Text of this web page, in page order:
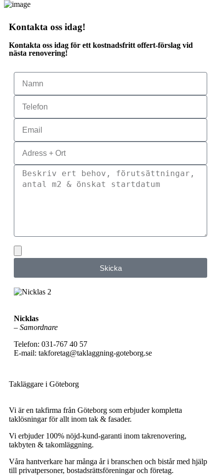
Kontakta oss idag!
Kontakta oss idag för ett kostnadsfritt offert-förslag vid
nästa renovering!
Skicka
Nicklas
– Samordnare
Telefon: 031-767 40 57
E-mail: takforetag@taklaggning-goteborg.se
Takläggare i Göteborg
Vi är en takfirma från Göteborg som erbjuder kompletta
taklösningar för allt inom tak & fasader.
Vi erbjuder 100% nöjd-kund-garanti inom takrenovering,
takbyten & takomläggning.
Våra hantverkare har många år i branschen och bistår med hjälp
till privatpersoner, bostadsrättsföreningar och företag.